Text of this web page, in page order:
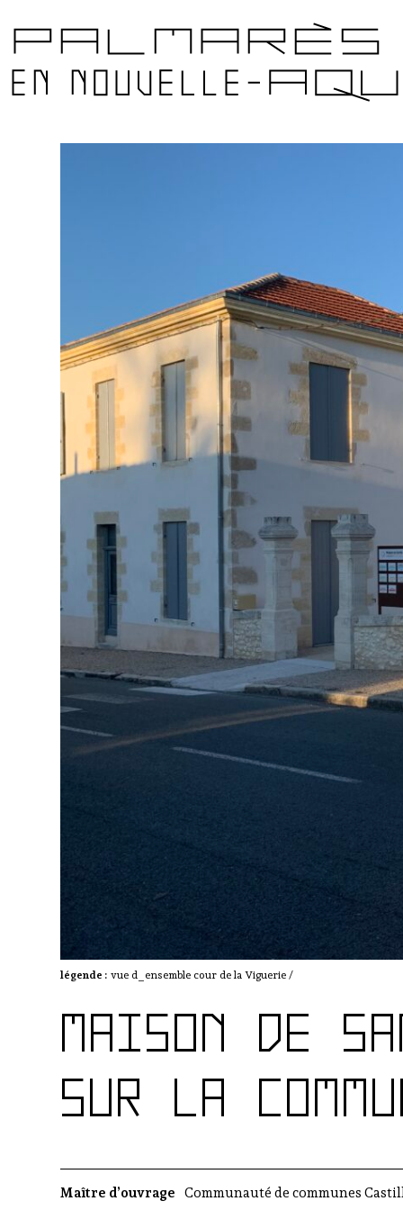
légende : vue d_ensemble cour de la Viguerie /
MAISON DE
SUR LA
Maître d’ouvrage Communauté de communes